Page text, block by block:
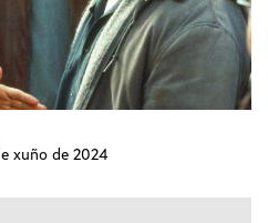
xuño de 2024